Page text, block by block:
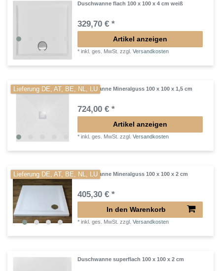
Duschwanne flach 100 x 100 x 4 cm weiß
329,70 € *
Artikel anzeigen
*inkl. ges. MwSt. zzgl.Versandkosten
Lieferung DE, AT, BE, NL, LUDuschwanne Mineralguss 100 x 100 x 1,5 cm
724,00 € *
Artikel anzeigen
*inkl. ges. MwSt. zzgl.Versandkosten
Lieferung DE, AT, BE, NL, LUDuschwanne Mineralguss 100 x 100 x 2 cm
405,30 € *
In den Warenkorb
*inkl. ges. MwSt. zzgl.Versandkosten
Duschwanne superflach 100 x 100 x 2 cm